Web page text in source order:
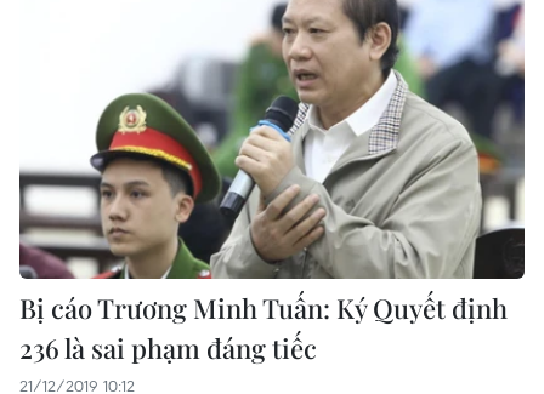
Bị cáo Trương Minh Tuấn: Ký Quyết định
236 là sai phạm đáng tiếc
21/12/2019 10:12